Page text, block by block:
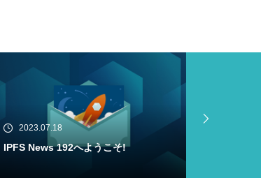
2023.07.18
Filecoin Virtual Machine (FVM) Buil